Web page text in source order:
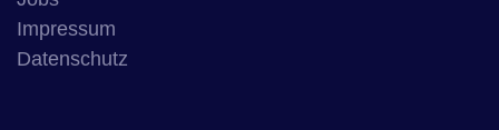
Impressum
Datenschutz